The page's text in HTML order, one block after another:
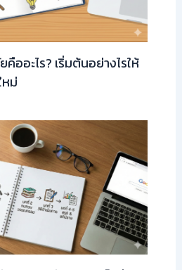
ออะไร? เริ่มต้นอย่างไรให้
ม่